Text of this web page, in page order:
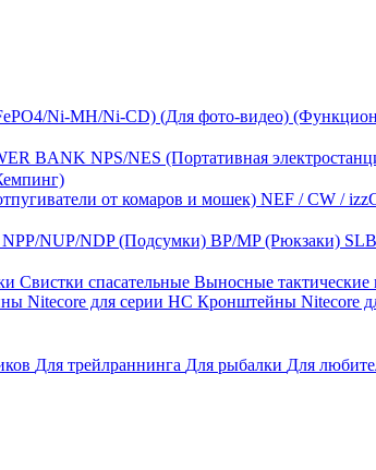
Ni-MH/Ni-CD) (Для фото-видео)
BANK NPS/NES (Портативная
от комаров и мошек) NEF / CW /
NPP/NUP/NDP (Подсумки) BP/MP (Рюкзаки)
Свистки спасательные Выносные тактические
Nitecore для серии HС Кронштейны Nitecore
Для трейлраннинга Для рыбалки Для